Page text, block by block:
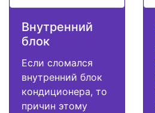
Внутренний
блок
Если сломался
внутренний блок
кондиционера, то
причин этому